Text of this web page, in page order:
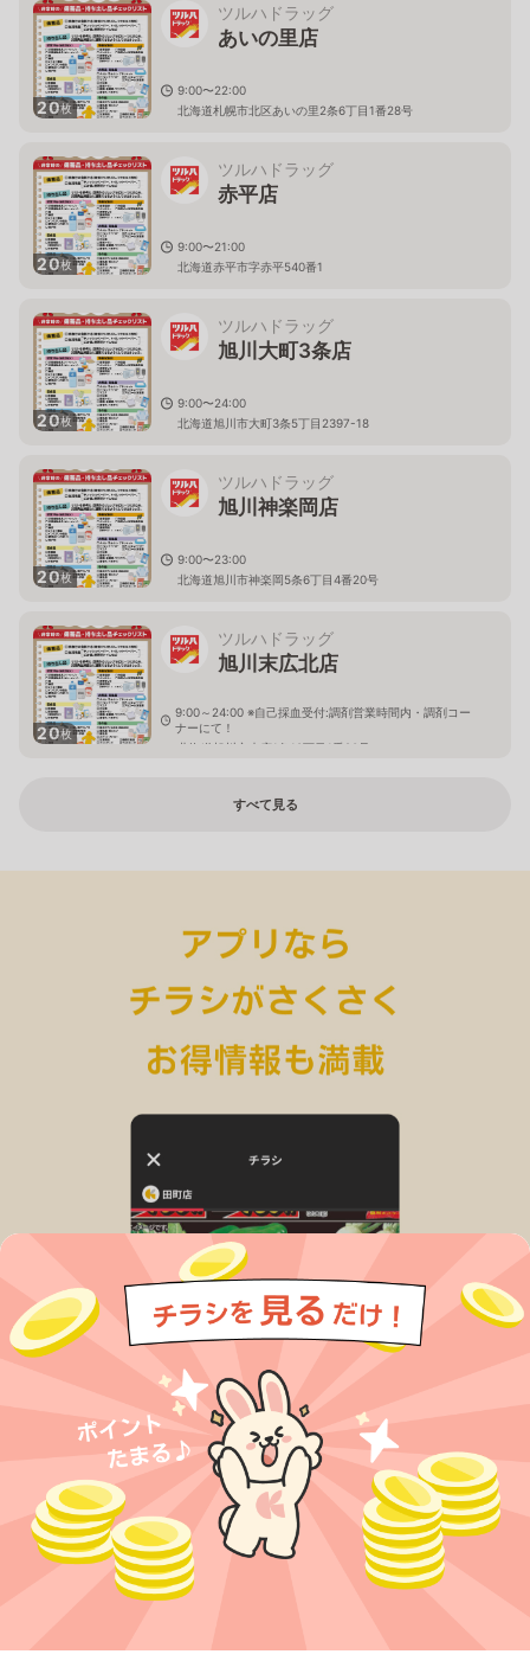
20枚
ツルハドラッグ
あいの里店
9:00〜22:00
北海道札幌市北区あいの里2条6丁目1番28号
20枚
ツルハドラッグ
赤平店
9:00〜21:00
北海道赤平市字赤平540番1
20枚
ツルハドラッグ
旭川大町3条店
9:00〜24:00
北海道旭川市大町3条5丁目2397-18
20枚
ツルハドラッグ
旭川神楽岡店
9:00〜23:00
北海道旭川市神楽岡5条6丁目4番20号
20枚
ツルハドラッグ
旭川末広北店
9:00～24:00 ※自己採血受付:調剤営業時間内・調剤コー
ナーにて！
北海道旭川市末広1条10丁目1番20号
すべて見る